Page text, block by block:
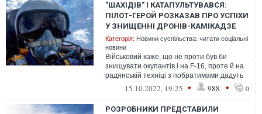
"ШАХІДІВ" І КАТАПУЛЬТУВАВСЯ:
ПІЛОТ-ГЕРОЙ РОЗКАЗАВ ПРО УСПІХИ
У ЗНИЩЕННІ ДРОНІВ-КАМІКАДЗЕ
Категорія: Новини суспільства: читати соціальні
новини
Військовий каже, що не проти був би
знищувати окупантів і на F-16, проте й на
радянській техніці з побратимами дадуть
росіянам прикурити
15.10.2022, 19:25 • 988 • 0
РОЗРОБНИКИ ПРЕДСТАВИЛИ